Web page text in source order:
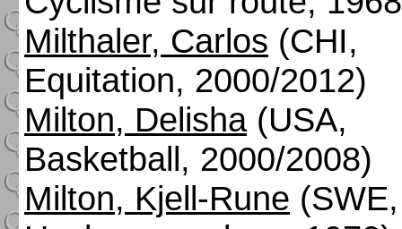
Milthaler, Carlos (CHI,
Equitation, 2000/2012)
Milton, Delisha(USA,
Basketball, 2000/2008)
Milton, Kjell-Rune (SWE,